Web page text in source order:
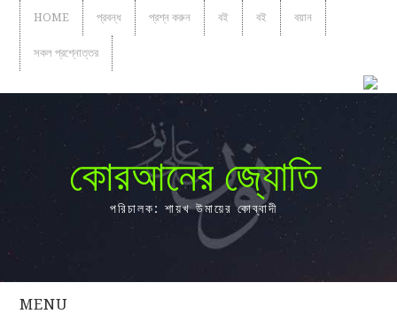
HOME প্রবন্ধ প্রশ্ন করুন বই বই বয়ান
সকল প্রশ্নোত্তর
কোরআনের জ্যোতি
পরিচালক: শায়খ উমায়ের কোব্বাদী
MENU
সকল